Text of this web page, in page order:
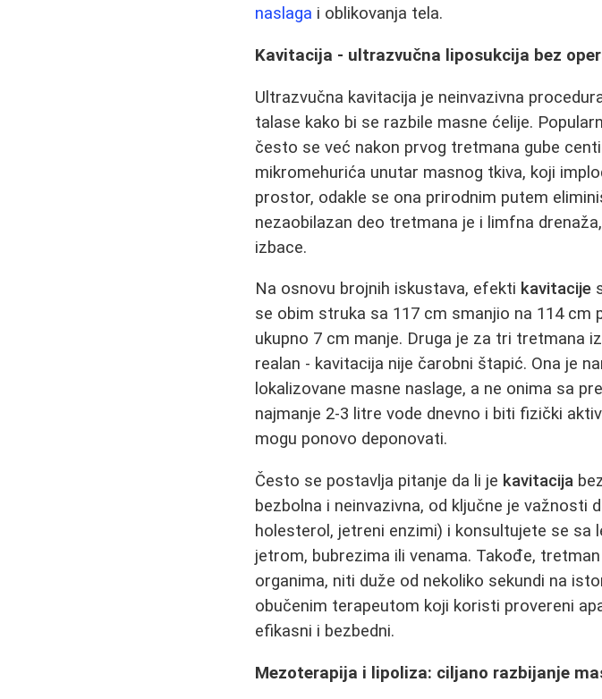
naslaga i oblikovanja tela.
Kavitacija - ultrazvučna liposukcija bez
Ultrazvučna kavitacija je neinvazivna
talase kako bi se razbile masne ćelije.
često se već nakon prvog tretmana gube
mikromehurića unutar masnog tkiva, koji
prostor, odakle se ona prirodnim putem
nezaobilazan deo tretmana je i limfna
izbace.
Na osnovu brojnih iskustava, efekti kavitacije
se obim struka sa 117 cm smanjio na 114
ukupno 7 cm manje. Druga je za tri tretmana
realan - kavitacija nije čarobni štapić. Ona je
lokalizovane masne naslage, a ne onima sa
najmanje 2-3 litre vode dnevno i biti fizički
mogu ponovo deponovati.
Često se postavlja pitanje da li je kavitacija
bezbolna i neinvazivna, od ključne je
holesterol, jetreni enzimi) i konsultujete se
jetrom, bubrezima ili venama. Takođe,
organima, niti duže od nekoliko sekundi na
obučenim terapeutom koji koristi provereni
efikasni i bezbedni.
Mezoterapija i lipoliza: ciljano razbijanje